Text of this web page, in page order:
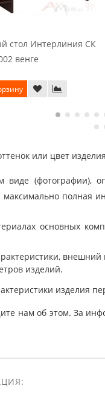
стол Интерлиния СК
венге
или цвет
(фотографии),
полная
основных
изделий.
изделия
нам об этом. За